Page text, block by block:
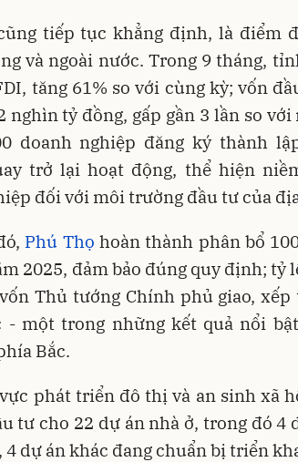
tiếp tục khẳng định, là điểm
và ngoài nước. Trong 9 tháng,
tăng 61% so với cùng kỳ; vốn
nghìn tỷ đồng, gấp gần 3 lần so
doanh nghiệp đăng ký thành
trở lại hoạt động, thể hiện
đối với môi trường đầu tư của
Phú Thọ hoàn thành phân bổ
2025, đảm bảo đúng quy định; tỷ
Thủ tướng Chính phủ giao,
- một trong những kết quả nổi
Bắc.
phát triển đô thị và an sinh xã
tư cho 22 dự án nhà ở, trong đó 4
dự án khác đang chuẩn bị triển